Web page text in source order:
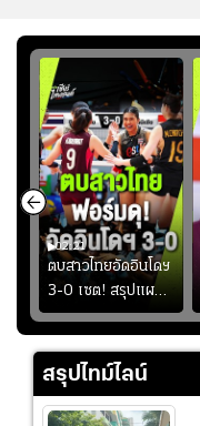
02:21
ตบสาวไทยอัดอินโดฯ
3-0 เซต! สรุปแผน
โค้ชอ๊อตติวเข้ม
ฟิตเนสต่อ พร้อมเผย
เหตุผล "บุ๋มบิ๋ม" ลง
ไม่เต็มเกม
สรุปไทม์ไลน์